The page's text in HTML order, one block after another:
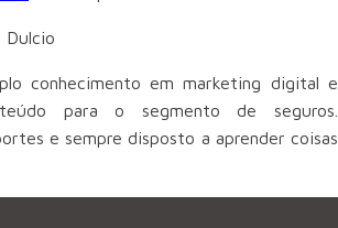
Dulcio
conhecimento em marketing digital e
para o segmento de seguros.
e sempre disposto a aprender coisas